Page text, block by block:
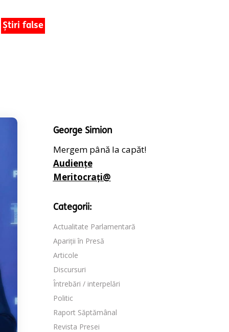
Știri false
George Simion
Mergem până la capăt!
Audiențe
Meritocrați@
Categorii:
Actualitate Parlamentară
Apariții în Presă
Articole
Discursuri
Întrebări / interpelări
Politic
Raport Săptămânal
Revista Presei